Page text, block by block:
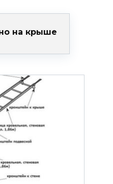
на крыше